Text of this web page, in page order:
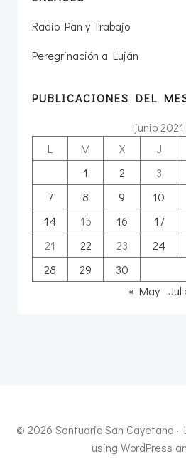
Radio Pan y Trabajo
Peregrinación a Luján
PUBLICACIONES DEL
junio 2021
L
M X J
1
2 3
7
8 9 10
14
15 16 17
21
22 23 24
28
29
30
« May
Jul
© 2026 Santuario San Cayetano
using WordPress